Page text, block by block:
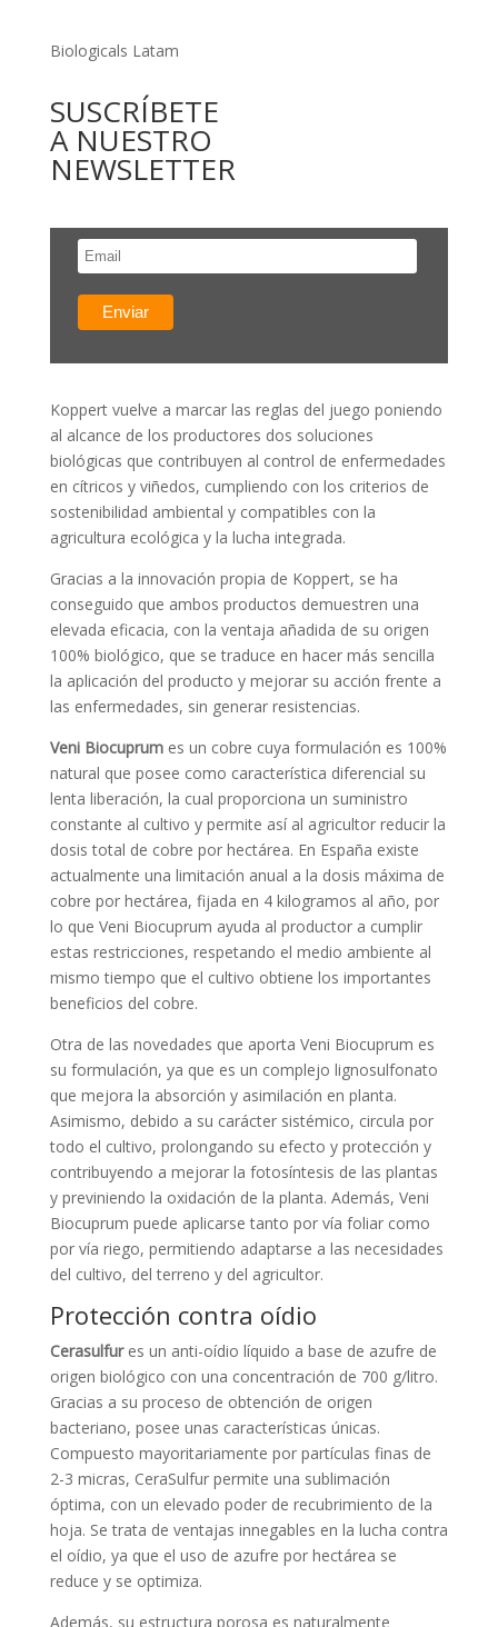
Biologicals Latam
SUSCRÍBETE
A NUESTRO
NEWSLETTER
Koppert vuelve a marcar las reglas del juego poniendo
al alcance de los productores dos soluciones
biológicas que contribuyen al control de enfermedades
en cítricos y viñedos, cumpliendo con los criterios de
sostenibilidad ambiental y compatibles con la
agricultura ecológica y la lucha integrada.
Gracias a la innovación propia de Koppert, se ha
conseguido que ambos productos demuestren una
elevada eficacia, con la ventaja añadida de su origen
100% biológico, que se traduce en hacer más sencilla
la aplicación del producto y mejorar su acción frente a
las enfermedades, sin generar resistencias.
Veni Biocuprumes un cobre cuya formulación es 100%
natural que posee como característica diferencial su
lenta liberación, la cual proporciona un suministro
constante al cultivo y permite así al agricultor reducir la
dosis total de cobre por hectárea. En España existe
actualmente una limitación anual a la dosis máxima de
cobre por hectárea, fijada en 4 kilogramos al año, por
lo que Veni Biocuprum ayuda al productor a cumplir
estas restricciones, respetando el medio ambiente al
mismo tiempo que el cultivo obtiene los importantes
beneficios del cobre.
Otra de las novedades que aporta Veni Biocuprum es
su formulación, ya que es un complejo lignosulfonato
que mejora la absorción y asimilación en planta.
Asimismo, debido a su carácter sistémico, circula por
todo el cultivo, prolongando su efecto y protección y
contribuyendo a mejorar la fotosíntesis de las plantas
y previniendo la oxidación de la planta. Además, Veni
Biocuprum puede aplicarse tanto por vía foliar como
por vía riego, permitiendo adaptarse a las necesidades
del cultivo, del terreno y del agricultor.
Protección contra oídio
Cerasulfures un anti-oídio líquido a base de azufre de
origen biológico con una concentración de 700 g/litro.
Gracias a su proceso de obtención de origen
bacteriano, posee unas características únicas.
Compuesto mayoritariamente por partículas finas de
2-3 micras, CeraSulfur permite una sublimación
óptima, con un elevado poder de recubrimiento de la
hoja. Se trata de ventajas innegables en la lucha contra
el oídio, ya que el uso de azufre por hectárea se
reduce y se optimiza.
Además, su estructura porosa es naturalmente